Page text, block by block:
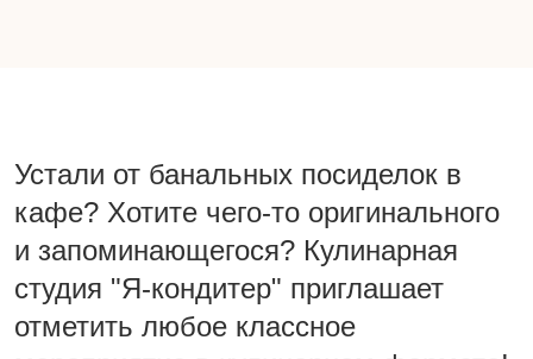
Устали от банальных посиделок в
кафе? Хотите чего-то оригинального
и запоминающегося? Кулинарная
студия "Я-кондитер" приглашает
отметить любое классное